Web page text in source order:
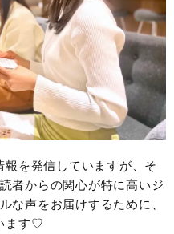
を発信していますが、そ
者からの関心が特に高いジ
な声をお届けするために、
ます♡